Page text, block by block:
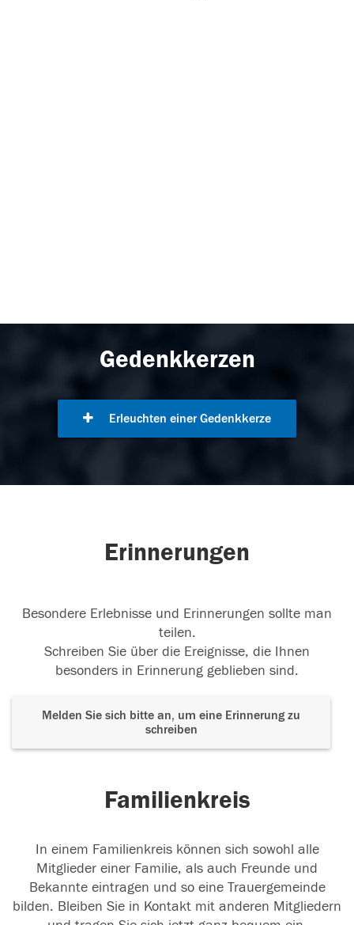
Gedenkkerzen
Erleuchten einer Gedenkkerze
Erinnerungen
Besondere Erlebnisse und Erinnerungen sollte man
teilen.
Schreiben Sie über die Ereignisse, die Ihnen
besonders in Erinnerung geblieben sind.
Melden Sie sich bitte an, um eine Erinnerung zu
schreiben
Familienkreis
In einem Familienkreis können sich sowohl alle
Mitglieder einer Familie, als auch Freunde und
Bekannte eintragen und so eine Trauergemeinde
bilden. Bleiben Sie in Kontakt mit anderen Mitgliedern